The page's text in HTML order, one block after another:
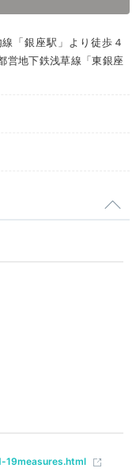
ス - 森の家‐」で
を考えたフレンチ
に楽しめます。
「銀座駅」より徒歩４
営地下鉄浅草線「東銀座